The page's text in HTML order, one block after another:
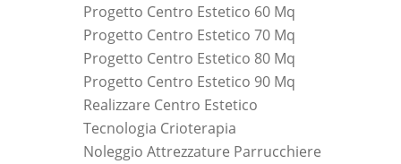
Progetto Centro Estetico 60 Mq
Progetto Centro Estetico 70 Mq
Progetto Centro Estetico 80 Mq
Progetto Centro Estetico 90 Mq
Realizzare Centro Estetico
Tecnologia Crioterapia
Noleggio Attrezzature Parrucchiere